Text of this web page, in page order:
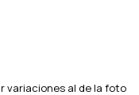
variaciones al de la foto